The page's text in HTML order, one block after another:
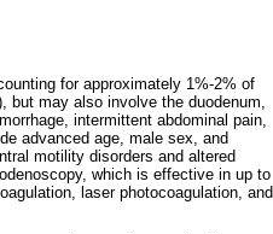
for approximately 1%-2% of
but may also involve the duodenum,
intermittent abdominal pain,
advanced age, male sex, and
motility disorders and altered
which is effective in up to
laser photocoagulation, and